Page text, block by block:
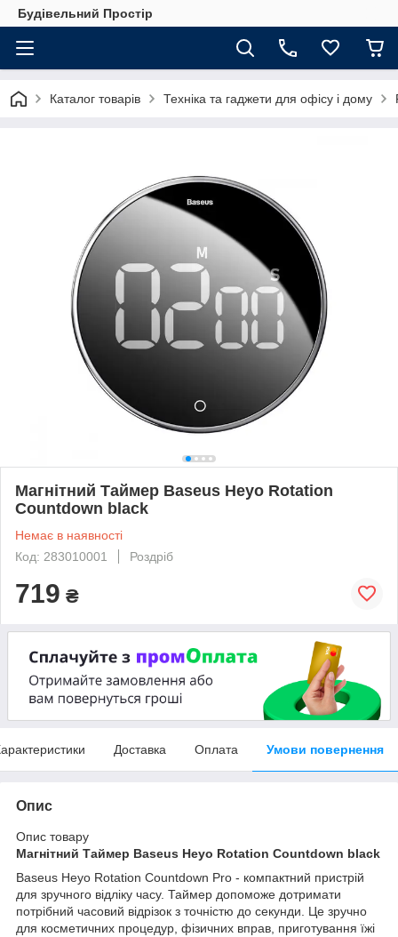
Будівельний Простір
Каталог товарів Техніка та гаджети для офісу і дому
Магнітний Таймер Baseus Heyo Rotation
Countdown black
Немає в наявності
Код: 283010001
Роздріб
719 ₴
Доставка Оплата Умови повернення
Опис
Опис товару
Магнітний Таймер Baseus Heyo Rotation Countdown black
Baseus Heyo Rotation Countdown Pro - компактний пристрій
для зручного відліку часу. Таймер допоможе дотримати
потрібний часовий відрізок з точністю до секунди. Це зручно
для косметичних процедур, фізичних вправ, приготування їжі